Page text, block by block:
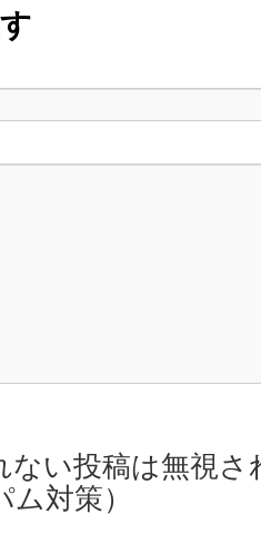
ない投稿は無視
対策）